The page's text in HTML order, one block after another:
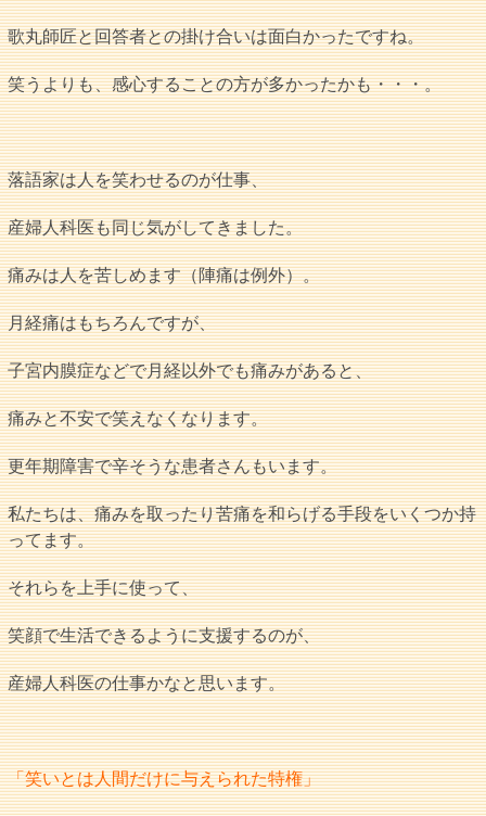
歌丸師匠と回答者との掛け合いは面白かったですね。
笑うよりも、感心することの方が多かったかも・・・。
落語家は人を笑わせるのが仕事、
産婦人科医も同じ気がしてきました。
痛みは人を苦しめます（陣痛は例外）。
月経痛はもちろんですが、
子宮内膜症などで月経以外でも痛みがあると、
痛みと不安で笑えなくなります。
更年期障害で辛そうな患者さんもいます。
私たちは、痛みを取ったり苦痛を和らげる手段をいくつか持
ってます。
それらを上手に使って、
笑顔で生活できるように支援するのが、
産婦人科医の仕事かなと思います。
「笑いとは人間だけに与えられた特権」